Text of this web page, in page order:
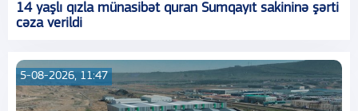
14 yaşlı qızla münasibət quran Sumqayıt sakininə şərti
cəza verildi
5-08-2026, 11:47